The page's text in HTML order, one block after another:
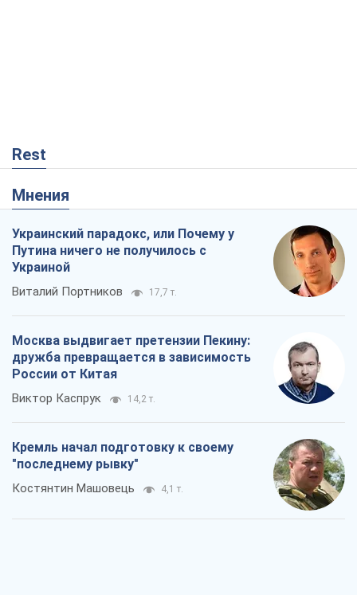
Rest
Мнения
Украинский парадокс, или Почему у
Путина ничего не получилось с
Украиной
Виталий Портников 17,7 т.
Москва выдвигает претензии Пекину:
дружба превращается в зависимость
России от Китая
Виктор Каспрук 14,2 т.
Кремль начал подготовку к своему
"последнему рывку"
Костянтин Машовець 4,1 т.